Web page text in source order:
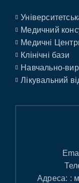
Медичний
Медичні
Клінічні бази
Навчально-
Лікувальний
Адреса: :